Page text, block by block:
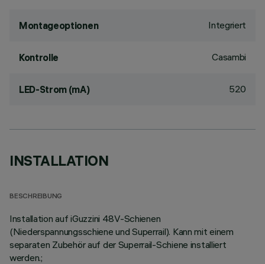
Montageoptionen Integriert
Kontrolle Casambi
LED-Strom (mA) 520
INSTALLATION
BESCHREIBUNG
Installation auf iGuzzini 48V-Schienen
(Niederspannungsschiene und Superrail). Kann mit einem
separaten Zubehör auf der Superrail-Schiene installiert
werden.;